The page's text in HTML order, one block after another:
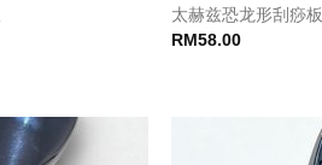
太赫兹恐龙形刮痧板
RM58.00